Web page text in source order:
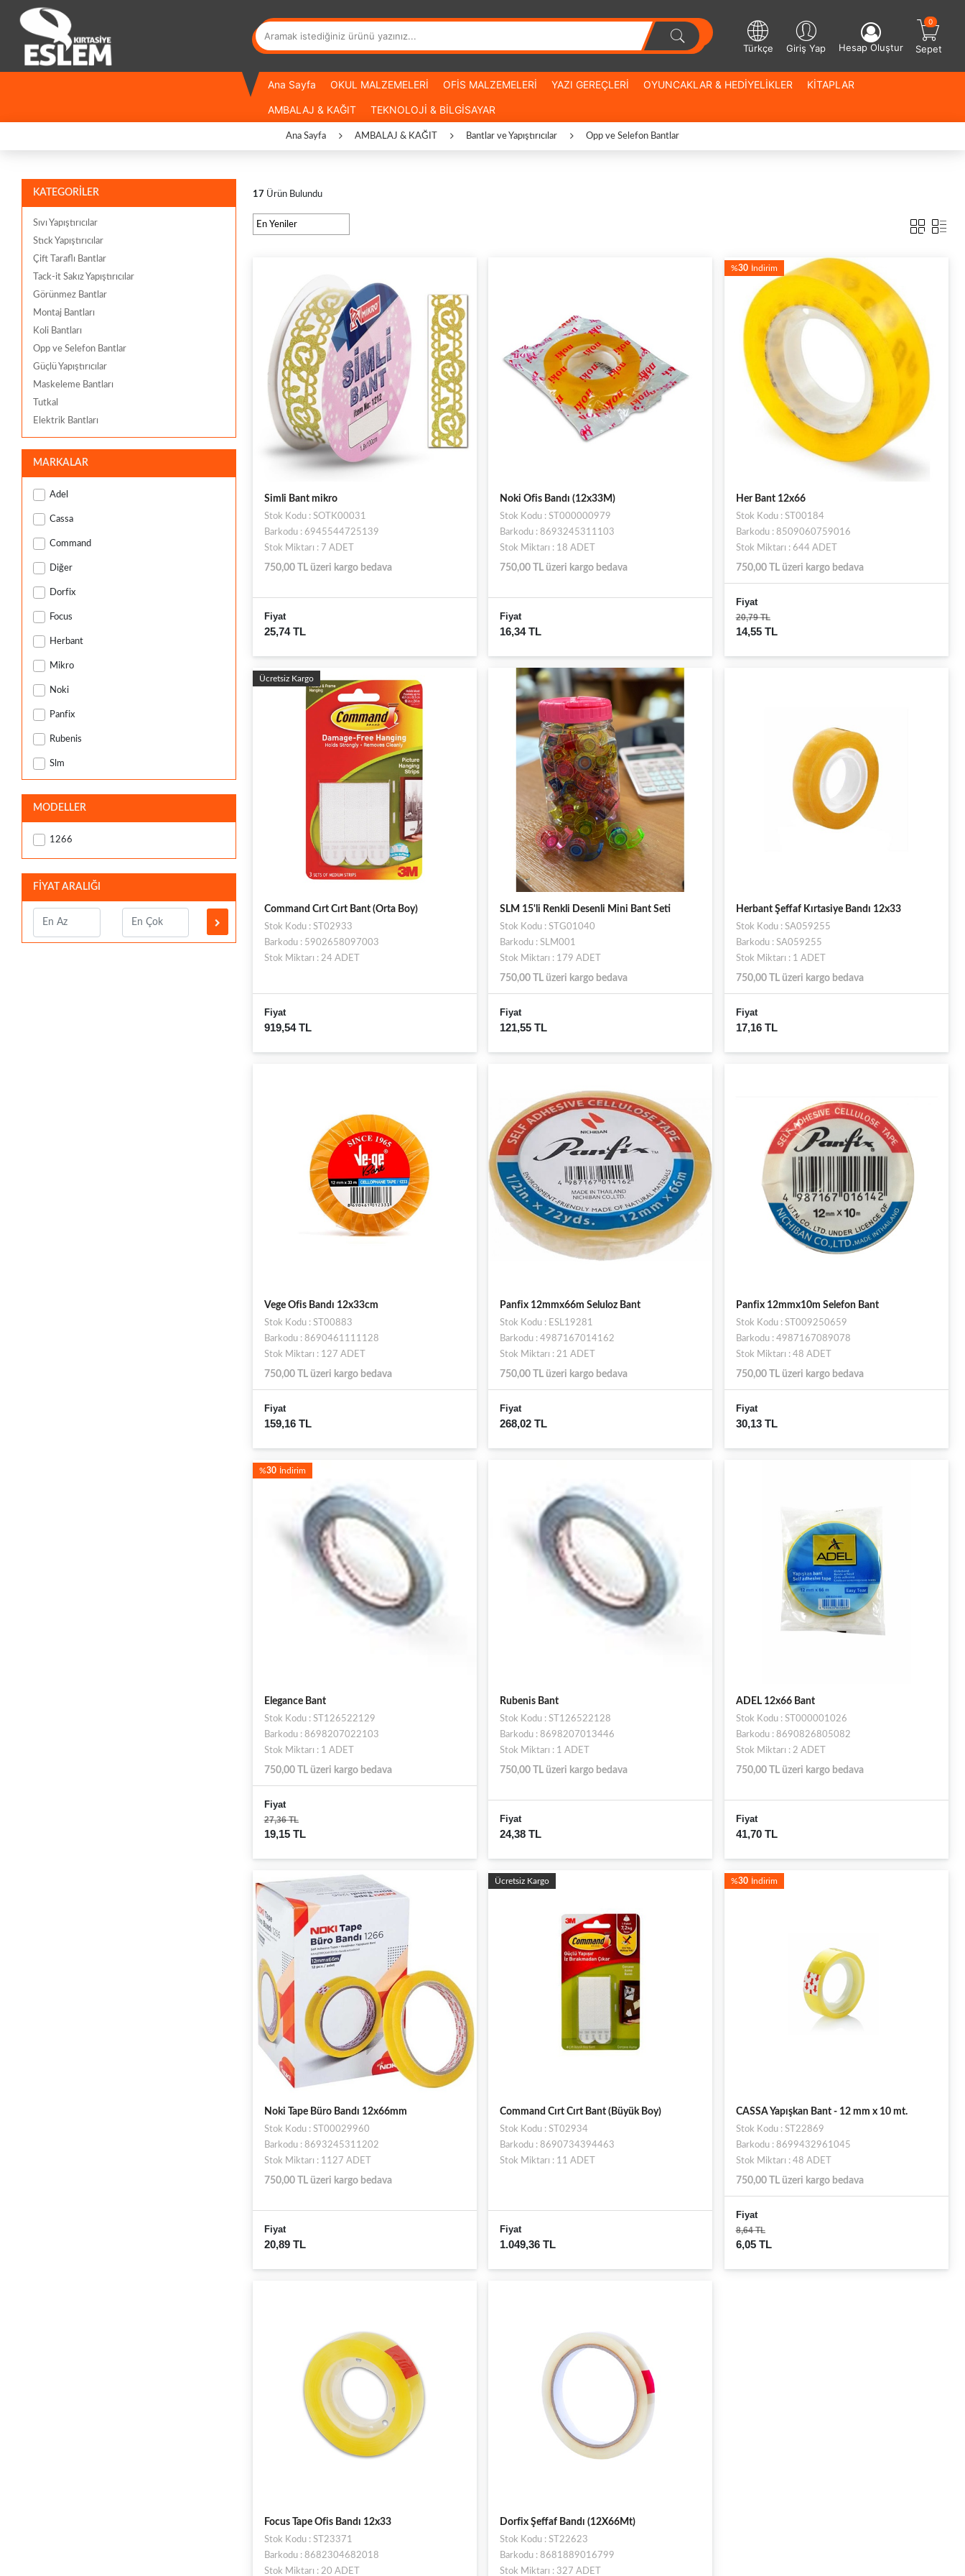
Sepet
0
Türkçe Giriş Yap Hesap Oluştur
Ana Sayfa OKUL MALZEMELERİ OFİS MALZEMELERİ YAZI GEREÇLERİ OYUNCAKLAR & HEDİYELİKLER KİTAPLAR
AMBALAJ & KAĞIT TEKNOLOJİ & BİLGİSAYAR
Ana Sayfa AMBALAJ & KAĞIT Bantlar ve Yapıştırıcılar Opp ve Selefon Bantlar
KATEGORİLER
Sıvı Yapıştırıcılar
Stıck Yapıştırıcılar
Çift Taraflı Bantlar
Tack-it Sakız Yapıştırıcılar
Görünmez Bantlar
Montaj Bantları
Koli Bantları
Opp ve Selefon Bantlar
Güçlü Yapıştırıcılar
Maskeleme Bantları
Tutkal
Elektrik Bantları
MARKALAR
Adel
Cassa
Command
Diğer
Dorfix
Focus
Herbant
Mikro
Noki
Panfix
Rubenis
Slm
MODELLER
1266
FİYAT ARALIĞI
17 Ürün Bulundu
Simli Bant mikro
Stok Kodu : SOTK00031
Barkodu : 6945544725139
Stok Miktarı : 7 ADET
750,00 TL üzeri kargo bedava
Fiyat
25,74 TL
Noki Ofis Bandı (12x33M)
Stok Kodu : ST000000979
Barkodu : 8693245311103
Stok Miktarı : 18 ADET
750,00 TL üzeri kargo bedava
Fiyat
16,34 TL
%30 İndirim
Her Bant 12x66
Stok Kodu : ST00184
Barkodu : 8509060759016
Stok Miktarı : 644 ADET
750,00 TL üzeri kargo bedava
Fiyat
20,79 TL
14,55 TL
Ücretsiz Kargo
Command Cırt Cırt Bant (Orta Boy)
Stok Kodu : ST02933
Barkodu : 5902658097003
Stok Miktarı : 24 ADET
Fiyat
919,54 TL
SLM 15'li Renkli Desenli Mini Bant Seti
Stok Kodu : STG01040
Barkodu : SLM001
Stok Miktarı : 179 ADET
750,00 TL üzeri kargo bedava
Fiyat
121,55 TL
Herbant Şeffaf Kırtasiye Bandı 12x33
Stok Kodu : SA059255
Barkodu : SA059255
Stok Miktarı : 1 ADET
750,00 TL üzeri kargo bedava
Fiyat
17,16 TL
Vege Ofis Bandı 12x33cm
Stok Kodu : ST00883
Barkodu : 8690461111128
Stok Miktarı : 127 ADET
750,00 TL üzeri kargo bedava
Fiyat
159,16 TL
Panfix 12mmx66m Seluloz Bant
Stok Kodu : ESL19281
Barkodu : 4987167014162
Stok Miktarı : 21 ADET
750,00 TL üzeri kargo bedava
Fiyat
268,02 TL
Panfix 12mmx10m Selefon Bant
Stok Kodu : ST009250659
Barkodu : 4987167089078
Stok Miktarı : 48 ADET
750,00 TL üzeri kargo bedava
Fiyat
30,13 TL
%30 İndirim
Elegance Bant
Stok Kodu : ST126522129
Barkodu : 8698207022103
Stok Miktarı : 1 ADET
750,00 TL üzeri kargo bedava
Fiyat
27,36 TL
19,15 TL
Rubenis Bant
Stok Kodu : ST126522128
Barkodu : 8698207013446
Stok Miktarı : 1 ADET
750,00 TL üzeri kargo bedava
Fiyat
24,38 TL
ADEL 12x66 Bant
Stok Kodu : ST000001026
Barkodu : 8690826805082
Stok Miktarı : 2 ADET
750,00 TL üzeri kargo bedava
Fiyat
41,70 TL
Noki Tape Büro Bandı 12x66mm
Stok Kodu : ST00029960
Barkodu : 8693245311202
Stok Miktarı : 1127 ADET
750,00 TL üzeri kargo bedava
Fiyat
20,89 TL
Ücretsiz Kargo
Command Cırt Cırt Bant (Büyük Boy)
Stok Kodu : ST02934
Barkodu : 8690734394463
Stok Miktarı : 11 ADET
Fiyat
1.049,36 TL
%30 İndirim
CASSA Yapışkan Bant - 12 mm x 10 mt.
Stok Kodu : ST22869
Barkodu : 8699432961045
Stok Miktarı : 48 ADET
750,00 TL üzeri kargo bedava
Fiyat
8,64 TL
6,05 TL
Focus Tape Ofis Bandı 12x33
Stok Kodu : ST23371
Barkodu : 8682304682018
Stok Miktarı : 20 ADET
Dorfix Şeffaf Bandı (12X66Mt)
Stok Kodu : ST22623
Barkodu : 8681889016799
Stok Miktarı : 327 ADET